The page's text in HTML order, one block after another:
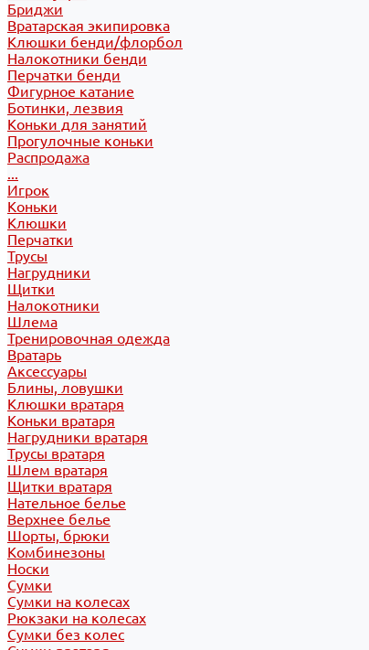
Бриджи
Вратарская экипировка
Клюшки бенди/флорбол
Налокотники бенди
Перчатки бенди
Фигурное катание
Ботинки, лезвия
Коньки для занятий
Прогулочные коньки
Распродажа
...
Игрок
Коньки
Клюшки
Перчатки
Трусы
Нагрудники
Щитки
Налокотники
Шлема
Тренировочная одежда
Вратарь
Аксессуары
Блины, ловушки
Клюшки вратаря
Коньки вратаря
Нагрудники вратаря
Трусы вратаря
Шлем вратаря
Щитки вратаря
Нательное белье
Верхнее белье
Шорты, брюки
Комбинезоны
Носки
Сумки
Сумки на колесах
Рюкзаки на колесах
Сумки без колес